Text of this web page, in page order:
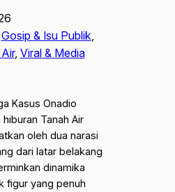
Gosip & Isu Publik
, Viral & Media
Kasus Onadio
Tanah Air
oleh dua narasi
dari latar belakang
dinamika
figur yang penuh